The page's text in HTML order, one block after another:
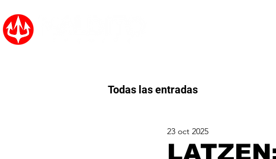
Todas las entradas
23 oct 2025